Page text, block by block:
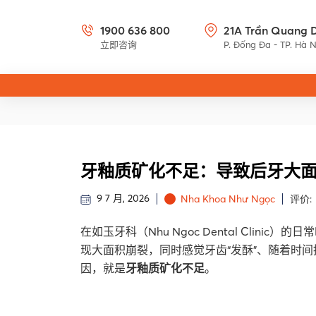
1900 636 800
立即咨询
21A Trần Quang
P. Đống Đa - TP. Hà
牙釉质矿化不足：导致后牙大
9 7 月, 2026 Nha Khoa Như Ngọc 评价
在如玉牙科（Nhu Ngoc Dental Clinic）的日
现大面积崩裂，同时感觉牙齿“发酥”、随着时
因，就是牙釉质矿化不足。